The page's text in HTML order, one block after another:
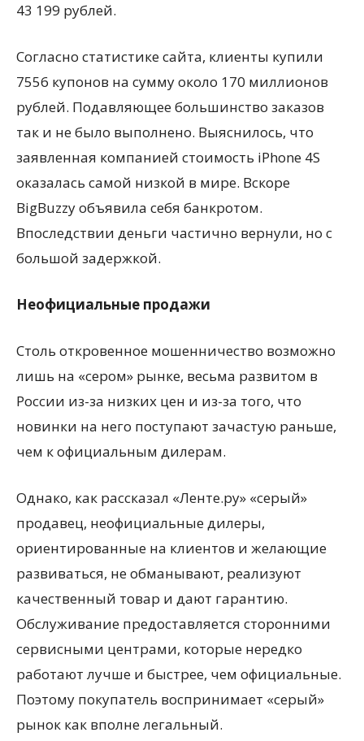
43 199 рублей.
Согласно статистике сайта, клиенты купили
7556 купонов на сумму около 170 миллионов
рублей. Подавляющее большинство заказов
так и не было выполнено. Выяснилось, что
заявленная компанией стоимость iPhone 4S
оказалась самой низкой в мире. Вскоре
BigBuzzy объявила себя банкротом.
Впоследствии деньги частично вернули, но с
большой задержкой.
Неофициальные продажи
Столь откровенное мошенничество возможно
лишь на «сером» рынке, весьма развитом в
России из-за низких цен и из-за того, что
новинки на него поступают зачастую раньше,
чем к официальным дилерам.
Однако, как рассказал «Ленте.ру» «серый»
продавец, неофициальные дилеры,
ориентированные на клиентов и желающие
развиваться, не обманывают, реализуют
качественный товар и дают гарантию.
Обслуживание предоставляется сторонними
сервисными центрами, которые нередко
работают лучше и быстрее, чем официальные.
Поэтому покупатель воспринимает «серый»
рынок как вполне легальный.